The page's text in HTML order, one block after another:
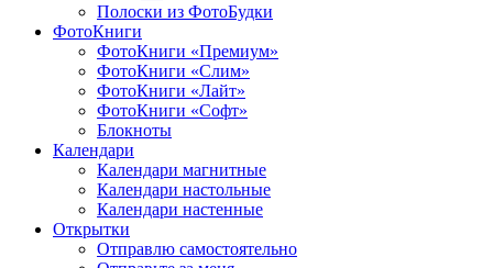
Полоски из ФотоБудки
ФотоКниги
ФотоКниги «Премиум»
ФотоКниги «Слим»
ФотоКниги «Лайт»
ФотоКниги «Софт»
Блокноты
Календари
Календари магнитные
Календари настольные
Календари настенные
Открытки
Отправлю самостоятельно